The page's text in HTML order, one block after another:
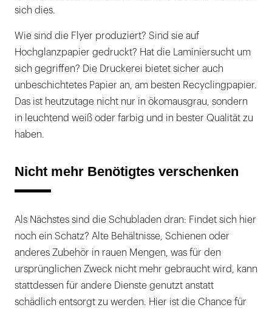
sich dies.
Wie sind die Flyer produziert? Sind sie auf
Hochglanzpapier gedruckt? Hat die Laminiersucht um
sich gegriffen? Die Druckerei bietet sicher auch
unbeschichtetes Papier an, am besten Recyclingpapier.
Das ist heutzutage nicht nur in ökomausgrau, sondern
in leuchtend weiß oder farbig und in bester Qualität zu
haben.
Nicht mehr Benötigtes verschenken
Als Nächstes sind die Schubladen dran: Findet sich hier
noch ein Schatz? Alte Behältnisse, Schienen oder
anderes Zubehör in rauen Mengen, was für den
ursprünglichen Zweck nicht mehr gebraucht wird, kann
stattdessen für andere Dienste genutzt anstatt
schädlich entsorgt zu werden. Hier ist die Chance für